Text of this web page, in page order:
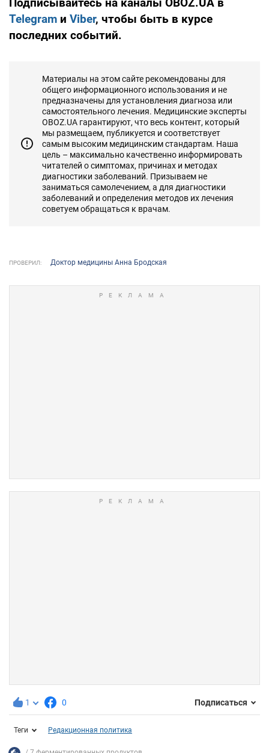
Telegram и Viber, чтобы быть в курсе
последних событий.
Материалы на этом сайте рекомендованы для
общего информационного использования и не
предназначены для установления диагноза или
самостоятельного лечения. Медицинские эксперты
OBOZ.UA гарантируют, что весь контент, который
мы размещаем, публикуется и соответствует
самым высоким медицинским стандартам. Наша
цель – максимально качественно информировать
читателей о симптомах, причинах и методах
диагностики заболеваний. Призываем не
заниматься самолечением, а для диагностики
заболеваний и определения методов их лечения
советуем обращаться к врачам.
ПРОВЕРИЛ: Доктор медицины Анна Бродская
1 0 Подписаться
Теги Редакционная политика